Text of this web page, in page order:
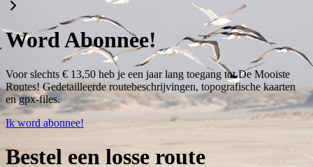
Word Abonnee!
Voor slechts € 13,50 heb je een jaar lang toegang tot De Mooiste
Routes! Gedetailleerde routebeschrijvingen, topografische kaarten
en gpx-files.
Ik word abonnee!
Bestel een losse route